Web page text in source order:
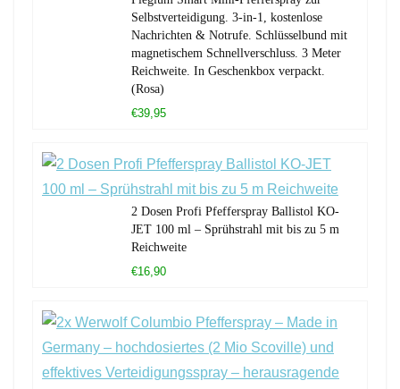
Selbstverteidigung. 3-in-1, kostenlose
Nachrichten & Notrufe. Schlüsselbund mit
magnetischem Schnellverschluss. 3 Meter
Reichweite. In Geschenkbox verpackt.
(Rosa)
€39,95
2 Dosen Profi Pfefferspray Ballistol KO-
JET 100 ml – Sprühstrahl mit bis zu 5 m
Reichweite
€16,90